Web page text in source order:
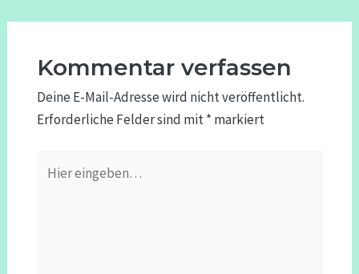
Kommentar verfassen
Deine E-Mail-Adresse wird nicht veröffentlicht.
Erforderliche Felder sind mit* markiert
eingeben…